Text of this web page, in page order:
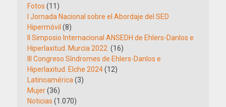
Fotos (11)
I Jornada Nacional sobre el Abordaje del SED
Hipermóvil (8)
II Simposio Internacional ANSEDH de Ehlers-Danlos e
Hiperlaxitud. Murcia 2022. (16)
III Congreso Síndromes de Ehlers-Danlos e
Hiperlaxitud. Elche 2024(12)
Latinoamérica (3)
Mujer(36)
Noticias (1.070)